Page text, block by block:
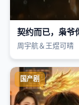
周宇航＆王煜可晴
国产剧